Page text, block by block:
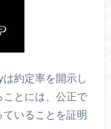
約定率を開示し
とには、公正で
いることを証明